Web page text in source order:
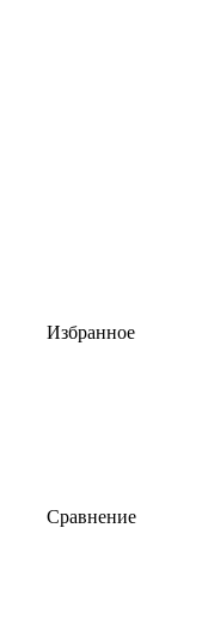
Избранное
Сравнение